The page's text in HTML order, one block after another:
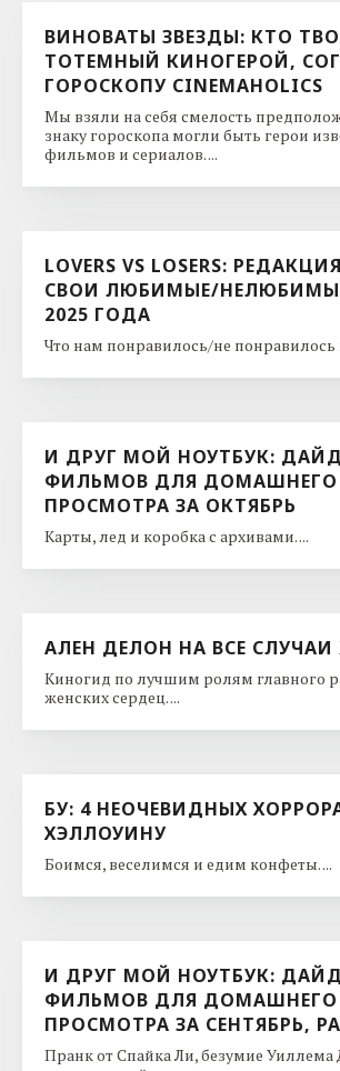
ВИНОВАТЫ ЗВЕЗДЫ: КТО
ТОТЕМНЫЙ КИНОГЕРОЙ,
ГОРОСКОПУ CINEMAHOLICS
Мы взяли на себя смелость
знаку гороскопа могли быть герои
фильмов и сериалов. ...
LOVERS VS LOSERS:
СВОИ ЛЮБИМЫЕ/
2025 ГОДА
Что нам понравилось/не понравилось
И ДРУГ МОЙ НОУТБУК:
ФИЛЬМОВ ДЛЯ ДОМАШНЕГО
ПРОСМОТРА ЗА ОКТЯБРЬ
Карты, лед и коробка с архивами. ...
АЛЕН ДЕЛОН НА ВСЕ
Киногид по лучшим ролям главного
женских сердец. ...
БУ: 4 НЕОЧЕВИДНЫХ
ХЭЛЛОУИНУ
Боимся, веселимся и едим конфеты. ...
И ДРУГ МОЙ НОУТБУК:
ФИЛЬМОВ ДЛЯ ДОМАШНЕГО
ПРОСМОТРА ЗА СЕНТЯБРЬ,
Пранк от Спайка Ли, безумие Уиллема